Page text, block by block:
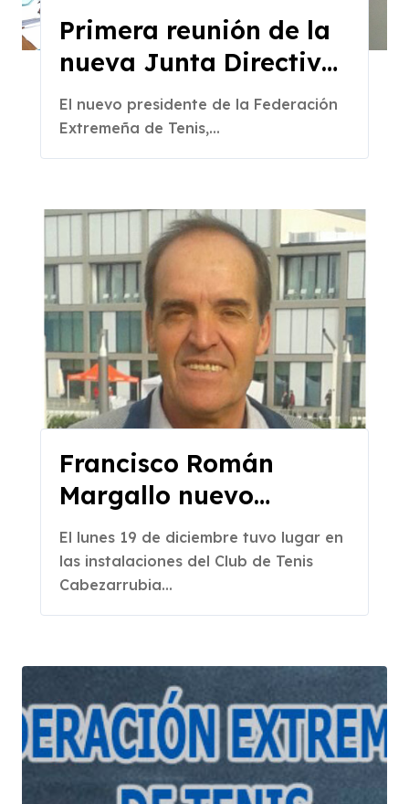
Primera reunión de la
nueva Junta Directiva
de la FExT
El nuevo presidente de la Federación
Extremeña de Tenis,...
Francisco Román
Margallo nuevo
presidente de la
Federación Extremeña
de Tenis
El lunes 19 de diciembre tuvo lugar en
las instalaciones del Club de Tenis
Cabezarrubia...